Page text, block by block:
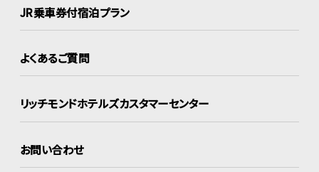
JR乗車券付宿泊プラン
よくあるご質問
リッチモンドホテルズカスタマーセンター
お問い合わせ